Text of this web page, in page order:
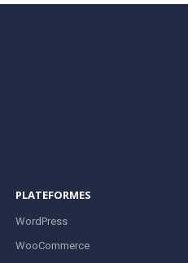
PLATEFORMES
WordPress
WooCommerce